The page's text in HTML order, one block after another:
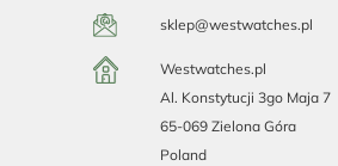
sklep@westwatches.pl
Westwatches.pl
Al. Konstytucji 3go Maja 7
65-069 Zielona Góra
Poland